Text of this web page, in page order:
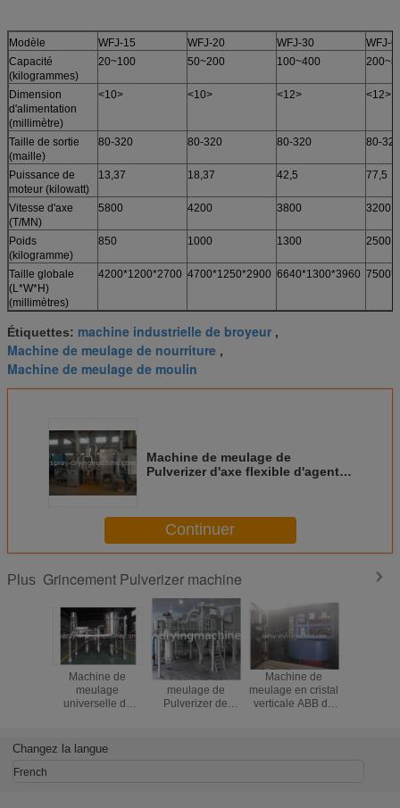
Modèle WFJ-15 WFJ-20 WFJ-30
WFJ-
Capacité
(kilogrammes)
20~100 50~200 100~400
Dimension
d'alimentation
(millimètre)
<10> <10> <12> <12>
Taille de sortie
(maille)
80-320 80-320 80-320 80-320
Puissance de
moteur (kilowatt)
13,37 18,37 42,5 77,5
Vitesse d'axe
(T/MN)
5800 4200 3800 3200
Poids
(kilogramme)
850 1000 1300 2500
Taille globale
(L*W*H)
(millimètres)
4200*1200*2700 4700*1250*2900 6640*1300*3960
Étiquettes: machine industrielle de broyeur ,
Machine de meulage de nourriture ,
Machine de meulage de moulin
Machine de meulage de
Pulverizer d'axe flexible d'agent
Continuer
Plus Grincement Pulverizer machine
Machine de
meulage
universelle de
inoxydable 30 -
300kg/capacité de
Machine de
meulage de
Pulverizer de
Machine de
meulage en cristal
verticale ABB de
Changez la langue
French